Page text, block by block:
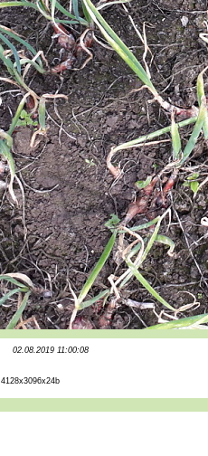
02.08.2019 11:00:08
4128x3096x24b